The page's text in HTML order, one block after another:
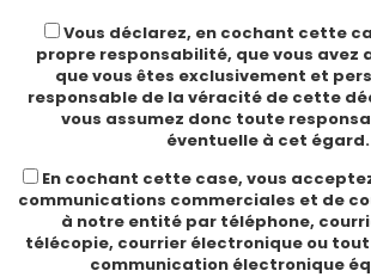
Vous déclarez, en cochant cette
propre responsabilité, que vous avez
que vous êtes exclusivement et
responsable de la véracité de cette
vous assumez donc toute
éventuelle à cet égard.
En cochant cette case, vous
communications commerciales et de
à notre entité par téléphone,
télécopie, courrier électronique ou
communication électronique